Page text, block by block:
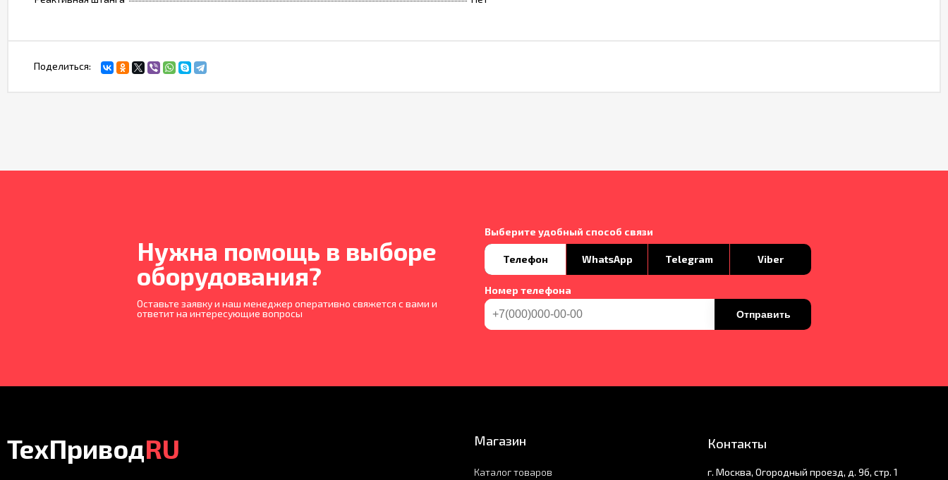
Поделиться:
Нужна помощь в выборе
оборудования?
Оставьте заявку и наш менеджер оперативно свяжется с вами и
ответит на интересующие вопросы
Выберите удобный способ связи
Телефон WhatsApp Telegram Viber
Номер телефона
Отправить
ТехПриводRU Магазин
Каталог товаров
Контакты
г. Москва, Огородный проезд, д. 9б, стр. 1